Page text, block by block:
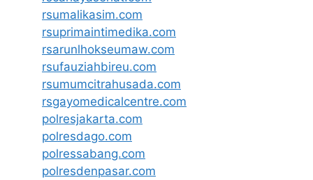
rsumalikasim.com
rsuprimaintimedika.com
rsarunlhokseumaw.com
rsufauziahbireu.com
rsumumcitrahusada.com
rsgayomedicalcentre.com
polresjakarta.com
polresdago.com
polressabang.com
polresdenpasar.com